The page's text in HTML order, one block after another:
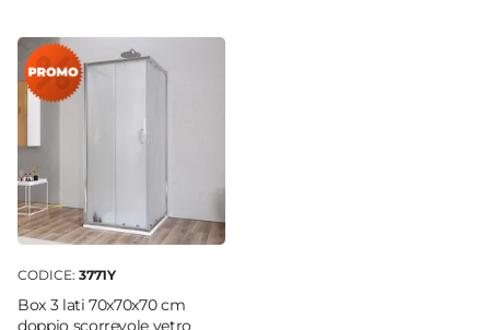
Scarico
Per scarico a salterello
Finitura
Inclusi
Piletta
Caratteristiche Miscelatore Bidet
Colore
CODICE: 3771Y
Box 3 lati 70x70x70 cm
doppio scorrevole vetro